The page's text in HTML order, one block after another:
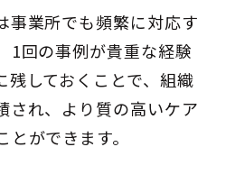
事業所でも頻繁に対応す
1回の事例が貴重な経験
残しておくことで、組織
され、より質の高いケア
ができます。